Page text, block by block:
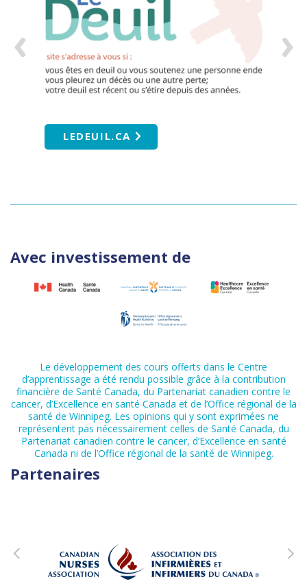
LEDEUIL.CA
Avec investissement de
Le développement des cours offerts dans le Centre
d’apprentissage a été rendu possible grâce à la contribution
financière de Santé Canada, du Partenariat canadien contre le
cancer, d’Excellence en santé Canada et de l’Office régional de la
santé de Winnipeg. Les opinions qui y sont exprimées ne
représentent pas nécessairement celles de Santé Canada, du
Partenariat canadien contre le cancer, d’Excellence en santé
Canada ni de l’Office régional de la santé de Winnipeg.
Partenaires